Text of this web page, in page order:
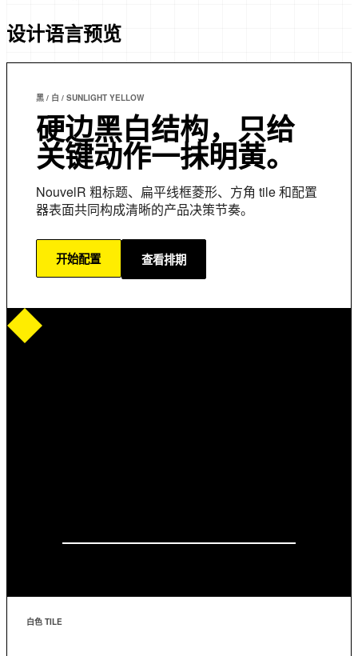
设计语言预览
黑 / 白 / SUNLIGHT YELLOW
硬边黑白结构，只给
关键动作一抹明黄。
NouvelR 粗标题、扁平线框菱形、方角 tile 和配置
器表面共同构成清晰的产品决策节奏。
开始配置 查看排期
白色 TILE